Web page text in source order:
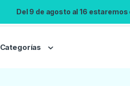
Del 9 de agosto al 16
Categorías